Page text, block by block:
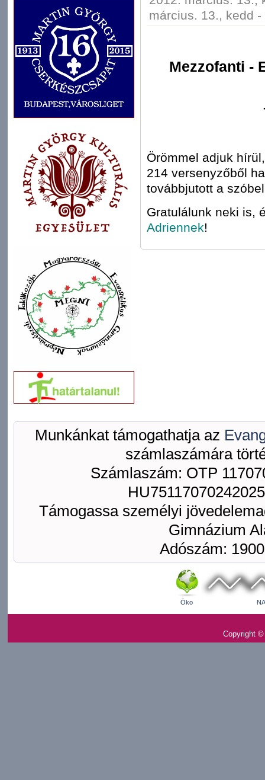
március. 13., kedd
Mezzofanti -
Örömmel adjuk
214 versenyzőből
továbbjutott a
Gratulálunk neki is,
Adriennek!
Munkánkat támogathatja az
számlaszámára
Számlaszám: OTP
Támogassa személyi
Gimnázium
Adószám:
Öko
Copyright